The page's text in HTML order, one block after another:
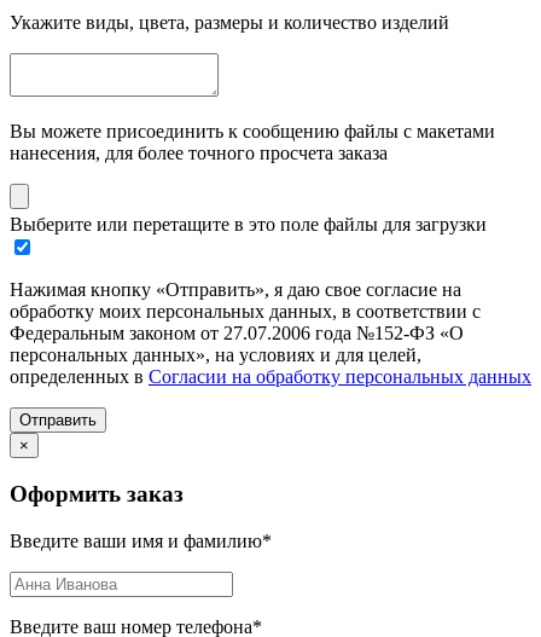
Укажите виды, цвета, размеры и количество изделий
Вы можете присоединить к сообщению файлы с макетами
нанесения, для более точного просчета заказа
Выберите или перетащите в это поле файлы для загрузки
Нажимая кнопку «Отправить», я даю свое согласие на
обработку моих персональных данных, в соответствии с
Федеральным законом от 27.07.2006 года №152-ФЗ «О
персональных данных», на условиях и для целей,
определенных в Согласии на обработку персональных данных
Отправить
×
Оформить заказ
Введите ваши имя и фамилию*
Введите ваш номер телефона*